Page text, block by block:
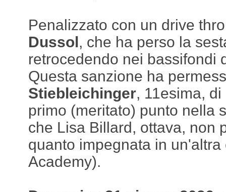
Penalizzato con un drive
Dussol , che ha perso la
retrocedendo nei bassifondi
Questa sanzione ha
Stiebleichinger, 11esima,
primo (meritato) punto nella
che Lisa Billard, ottava, non
quanto impegnata in
Academy).